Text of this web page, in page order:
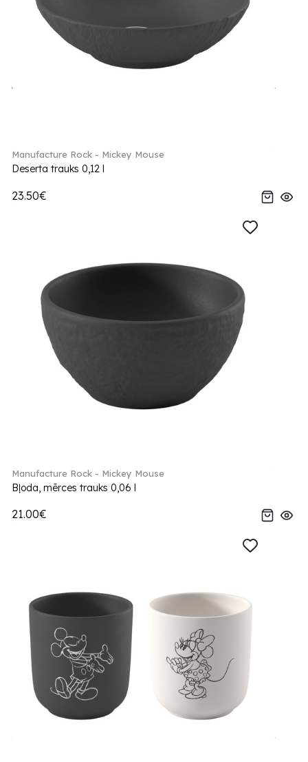
Manufacture Rock - Mickey Mouse
Deserta trauks 0,12 l
23.50€
Manufacture Rock - Mickey Mouse
Bļoda, mērces trauks 0,06 l
21.00€